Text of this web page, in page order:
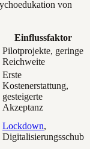
Einflussfaktor
Pilotprojekte, geringe
Reichweite
Erste
Kostenerstattung,
gesteigerte
Akzeptanz
Lockdown,
Digitalisierungsschub